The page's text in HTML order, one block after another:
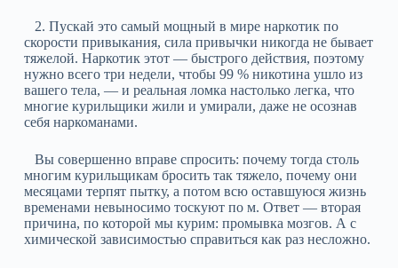
2. Пускай это самый мощный в мире наркотик по
скорости привыкания, сила привычки никогда не бывает
тяжелой. Наркотик этот — быстрого действия, поэтому
нужно всего три недели, чтобы 99 % никотина ушло из
вашего тела, — и реальная ломка настолько легка, что
многие курильщики жили и умирали, даже не осознав
себя наркоманами.
Вы совершенно вправе спросить: почему тогда столь
многим курильщикам бросить так тяжело, почему они
месяцами терпят пытку, а потом всю оставшуюся жизнь
временами невыносимо тоскуют по м. Ответ — вторая
причина, по которой мы курим: промывка мозгов. А с
химической зависимостью справиться как раз несложно.